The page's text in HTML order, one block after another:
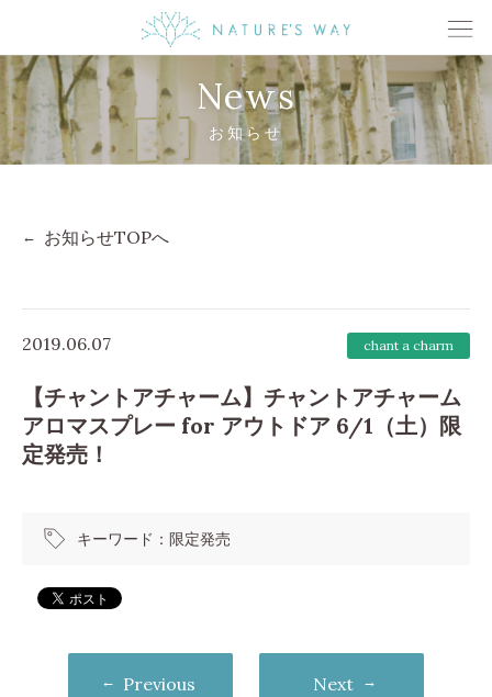
News
お知らせ
お知らせTOPへ
2019.06.07 chant a charm
【チャントアチャーム】チャントアチャーム
アロマスプレー for アウトドア 6/1（土）限
定発売！
キーワード： 限定発売
Previous Next